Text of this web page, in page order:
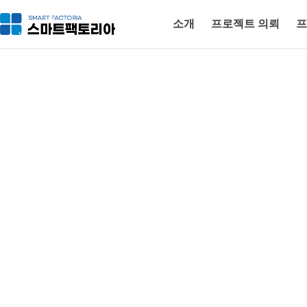
소개 프로젝트 의뢰